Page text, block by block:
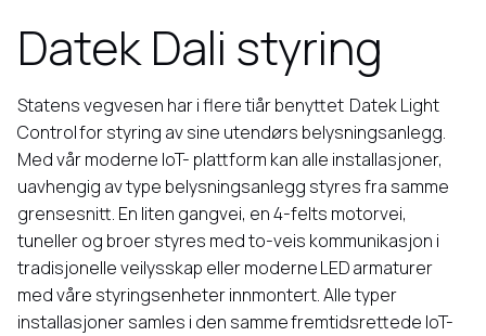
Datek Dali styring
Statens vegvesen har i flere tiår benyttet Datek Light
Control for styring av sine utendørs belysningsanlegg.
Med vår moderne IoT- plattform kan alle installasjoner,
uavhengig av type belysningsanlegg styres fra samme
grensesnitt. En liten gangvei, en 4-felts motorvei,
tuneller og broer styres med to-veis kommunikasjon i
tradisjonelle veilysskap eller moderne LED armaturer
med våre styringsenheter innmontert. Alle typer
installasjoner samles i den samme fremtidsrettede IoT-